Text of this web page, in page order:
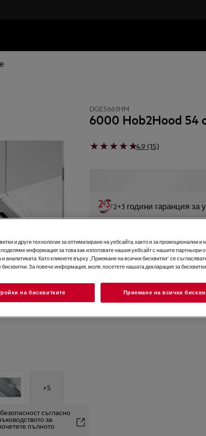
+5
съгласно
за
пълното
DGE5661HM
6000 Hob2Hood 54
4.9 (15)
2+3 години гаранция за
и други технологии за оптимизиране на уебсайта, както и за промоционални и
информация за това как използвате нашия уебсайт с нашите партньори
аналитиката. Като кликнете върху „Приемане на всички бисквитки“ се
бисквитки. За повече информация, моля, посетете нашата декларация за бисквитки.
на бисквитките Приемане на всички